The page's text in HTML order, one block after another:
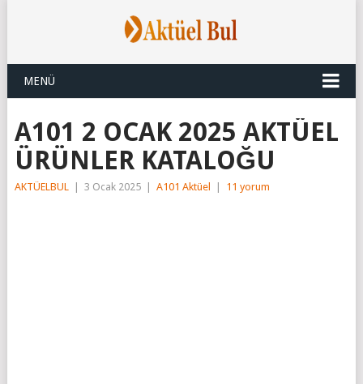
MENÜ
A101 2 OCAK 2025 AKTÜEL
ÜRÜNLER KATALOĞU
AKTÜELBUL 3 Ocak 2025 A101 Aktüel 11 yorum